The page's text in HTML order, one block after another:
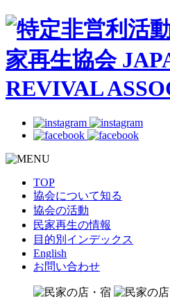
TOP
協会について知る
協会の活動
民家再生の情報
目的別インデックス
English
お問い合わせ